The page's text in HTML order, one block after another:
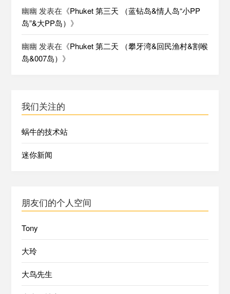
幽幽 发表在《Phuket 第三天 （蓝钻岛&情人岛“小PP
岛”&大PP岛） 》
幽幽 发表在《Phuket 第二天 （攀牙湾&回民渔村&割喉
岛&007岛） 》
我们关注的
蜗牛的技术站
迷你新闻
朋友们的个人空间
Tony
大玲
大鸟先生